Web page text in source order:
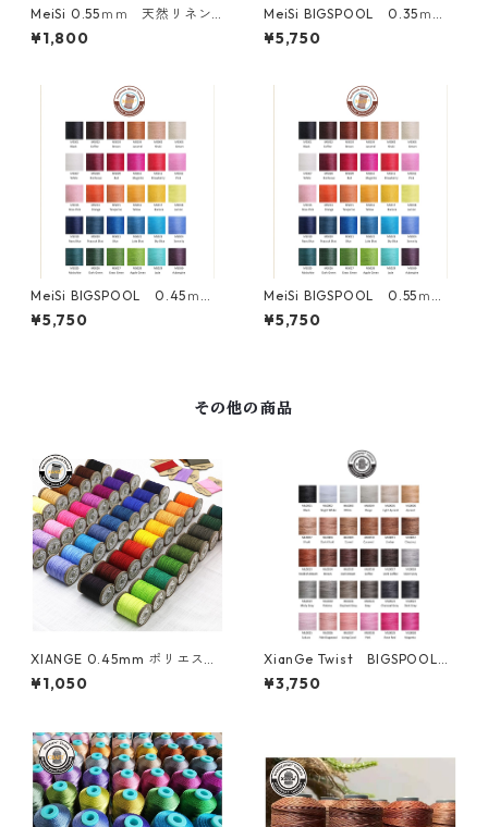
MeiSi 0.55ｍｍ 天然リネン
糸
¥1,800
MeiSi BIGSPOOL 0.35ｍ
ｍ 600M巻 天然リネン糸
¥5,750
MeiSi BIGSPOOL 0.45ｍ
ｍ 360M巻 天然リネン糸
¥5,750
MeiSi BIGSPOOL 0.55ｍ
ｍ 320M巻 天然リネン糸
¥5,750
その他の商品
XIANGE 0.45mm ポリエステ
ル編み組み丸糸
¥1,050
XianGe Twist BIGSPOOL
0.38ｍｍ 360M巻 ポリエ
ステル撚り糸
¥3,750